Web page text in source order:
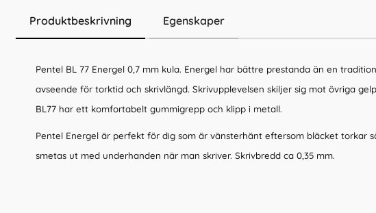
Produktbeskrivning Egenskaper
Pentel BL 77 Energel 0,7 mm kula. Energel har bättre prestanda än en
avseende för torktid och skrivlängd. Skrivupplevelsen skiljer sig mot övriga
BL77 har ett komfortabelt gummigrepp och klipp i metall.
Pentel Energel är perfekt för dig som är vänsterhänt eftersom bläcket torkar
smetas ut med underhanden när man skriver. Skrivbredd ca 0,35 mm.